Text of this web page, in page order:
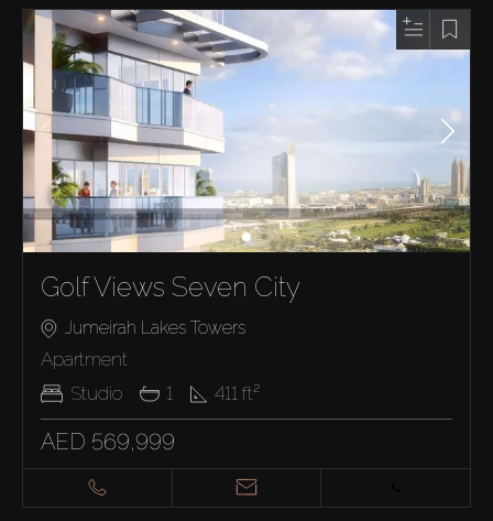
Golf Views Seven City
Jumeirah Lakes Towers
Apartment
Studio
1 411 ft²
AED 569,999